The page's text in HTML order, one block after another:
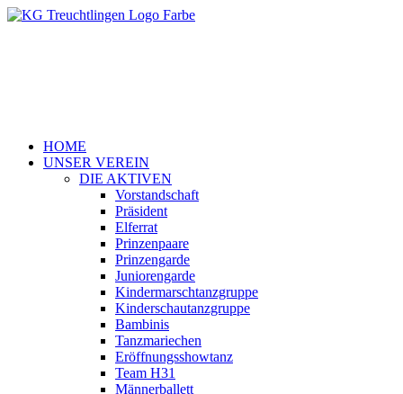
HOME
UNSER VEREIN
DIE AKTIVEN
Vorstandschaft
Präsident
Elferrat
Prinzenpaare
Prinzengarde
Juniorengarde
Kindermarschtanzgruppe
Kinderschautanzgruppe
Bambinis
Tanzmariechen
Eröffnungsshowtanz
Team H31
Männerballett